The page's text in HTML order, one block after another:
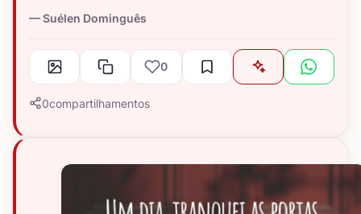
Suélen Dominguês
0
0compartilhamentos